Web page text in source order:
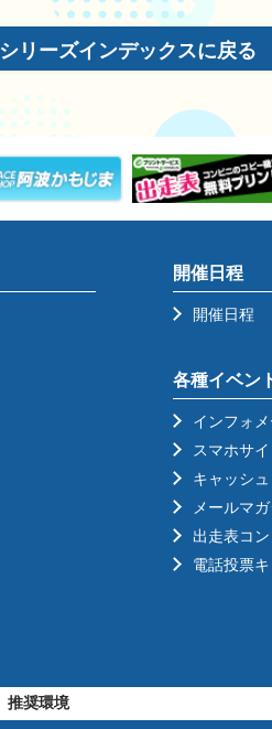
シリーズインデックスに戻る
開催日程
開催日程
各種イベン
インフォ
スマホサイ
キャッシ
メールマ
出走表コ
電話投票
推奨環境